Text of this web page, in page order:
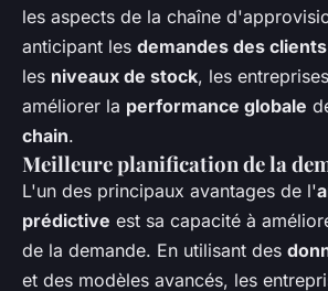
les aspects de la chaîne
anticipant les demandes des clients
les niveaux de stock, les
améliorer la performance globale
chain.
Meilleure planification de la
L'un des principaux avantages de l'
prédictive est sa capacité à
de la demande. En utilisant des
et des modèles avancés, les